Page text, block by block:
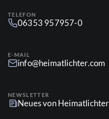
TELEFON
06353 957957-0
E-MAIL
info@heimatlichter.com
NEWSLETTER
Neues von Heimatlichter